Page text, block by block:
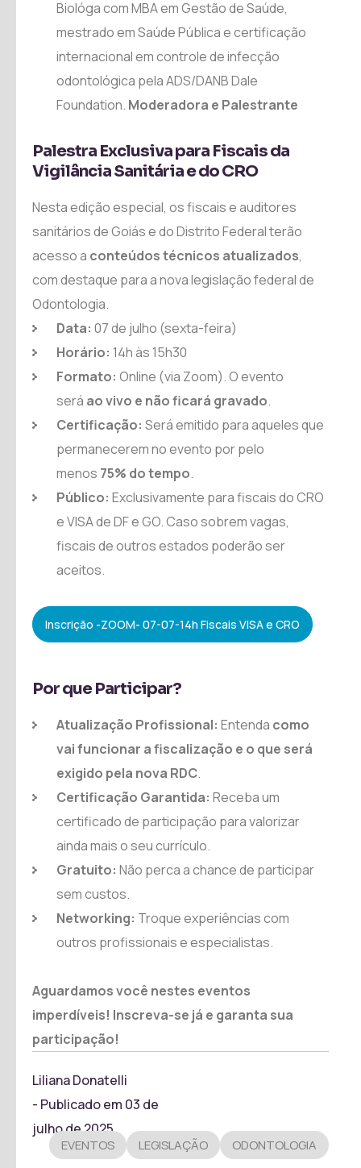
Biológa com MBA em Gestão de Saúde,
mestrado em Saúde Pública e certificação
internacional em controle de infecção
odontológica pela ADS/DANB Dale
Foundation. Moderadora e Palestrante
Palestra Exclusiva para Fiscais da
Vigilância Sanitária e do CRO
Nesta edição especial, os fiscais e auditores
sanitários de Goiás e do Distrito Federal terão
acesso a conteúdos técnicos atualizados,
com destaque para a nova legislação federal de
Odontologia.
Data: 07 de julho (sexta-feira)
Horário: 14h às 15h30
Formato: Online (via Zoom). O evento
será ao vivo e não ficará gravado.
Certificação: Será emitido para aqueles que
permanecerem no evento por pelo
menos 75% do tempo.
Público: Exclusivamente para fiscais do CRO
e VISA de DF e GO. Caso sobrem vagas,
fiscais de outros estados poderão ser
aceitos.
Inscrição -ZOOM- 07-07-14h Fiscais VISA e CRO
Por que Participar?
Atualização Profissional: Entenda como
vai funcionar a fiscalização e o que será
exigido pela nova RDC.
Certificação Garantida: Receba um
certificado de participação para valorizar
ainda mais o seu currículo.
Gratuito: Não perca a chance de participar
sem custos.
Networking: Troque experiências com
outros profissionais e especialistas.
Aguardamos você nestes eventos
imperdíveis! Inscreva-se já e garanta sua
participação!
Liliana Donatelli
- Publicado em 03 de
julho de 2025
EVENTOS LEGISLAÇÃO ODONTOLOGIA